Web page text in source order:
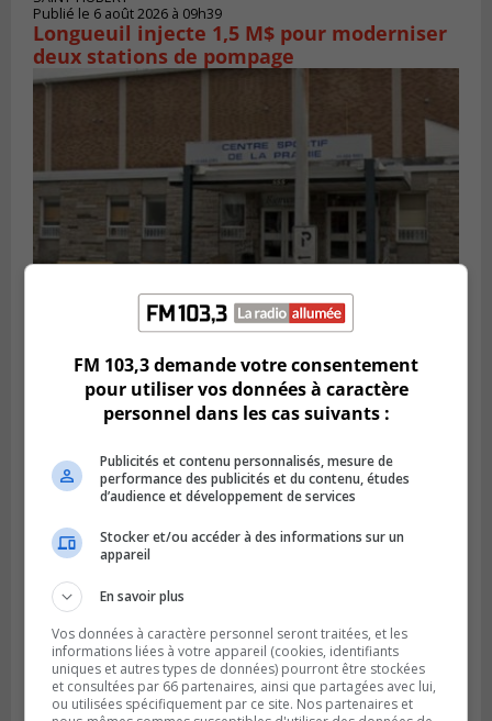
Publié le 6 août 2026 à 09h39
Longueuil injecte 1,5 M$ pour moderniser
deux stations de pompage
Publié le 5 août 2026 à 11h59
La Prairie loue des espaces de glace
jusqu’en avril 2027
LA PRAIRIE
FM 103,3 demande votre consentement
pour utiliser vos données à caractère
personnel dans les cas suivants :
Publicités et contenu personnalisés, mesure de
performance des publicités et du contenu, études
d’audience et développement de services
Stocker et/ou accéder à des informations sur un
appareil
En savoir plus
Vos données à caractère personnel seront traitées, et les
informations liées à votre appareil (cookies, identifiants
uniques et autres types de données) pourront être stockées
et consultées par 66 partenaires, ainsi que partagées avec lui,
ou utilisées spécifiquement par ce site. Nos partenaires et